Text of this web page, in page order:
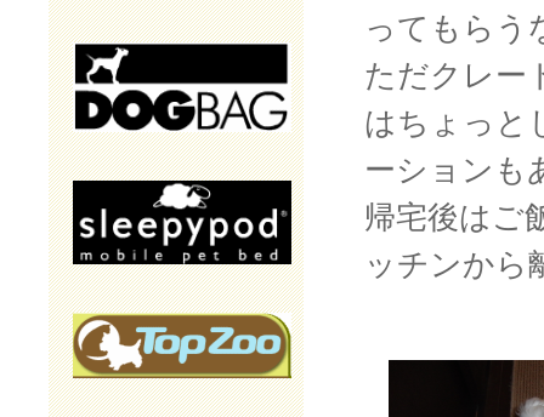
ってもらう
ただクレー
はちょっと
ーションも
帰宅後はご
ッチンから